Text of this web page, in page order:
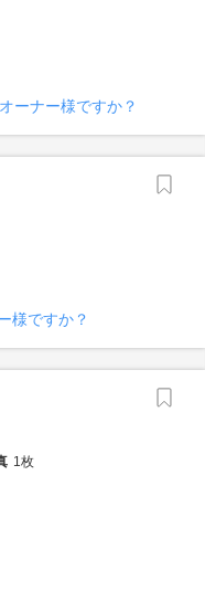
ーナー様ですか？
様ですか？
1枚